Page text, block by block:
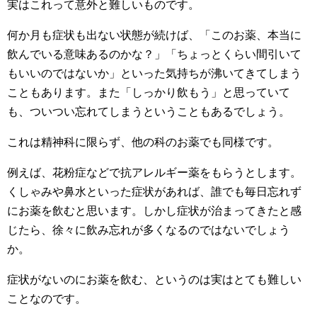
実はこれって意外と難しいものです。
何か月も症状も出ない状態が続けば、「このお薬、本当に
飲んでいる意味あるのかな？」「ちょっとくらい間引いて
もいいのではないか」といった気持ちが沸いてきてしまう
こともあります。また「しっかり飲もう」と思っていて
も、ついつい忘れてしまうということもあるでしょう。
これは精神科に限らず、他の科のお薬でも同様です。
例えば、花粉症などで抗アレルギー薬をもらうとします。
くしゃみや鼻水といった症状があれば、誰でも毎日忘れず
にお薬を飲むと思います。しかし症状が治まってきたと感
じたら、徐々に飲み忘れが多くなるのではないでしょう
か。
症状がないのにお薬を飲む、というのは実はとても難しい
ことなのです。